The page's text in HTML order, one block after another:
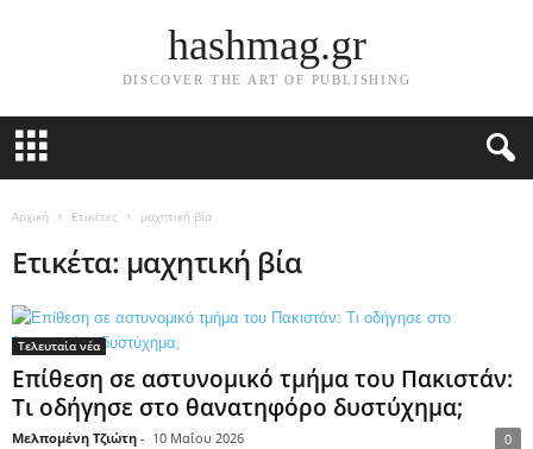
hashmag.gr
DISCOVER THE ART OF PUBLISHING
Αρχική Ετικέτες μαχητική βία
Ετικέτα: μαχητική βία
Τελευταία νέα
Επίθεση σε αστυνομικό τμήμα του Πακιστάν:
Τι οδήγησε στο θανατηφόρο δυστύχημα;
Μελπομένη Τζιώτη - 10 Μαΐου 2026 0